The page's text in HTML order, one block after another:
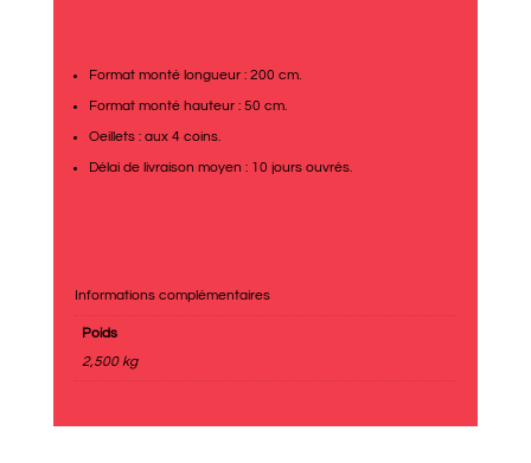
Format monté longueur : 200 cm.
Format monté hauteur : 50 cm.
Oeillets : aux 4 coins.
Délai de livraison moyen : 10 jours ouvrés.
Informations complémentaires
Poids
2,500 kg